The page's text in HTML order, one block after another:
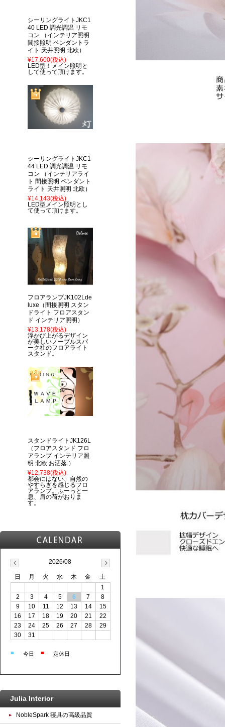
シーリングライトJKC1
40 LED 調光調温 リモ
コン （インテリア照明
間接照明 ペンダントラ
イト 天井照明 北欧）
¥17,600(税込)
LED型！メイン照明と
して使って頂けます。
シーリングライトJKC1
44 LED 調光調温 リモ
コン （インテリアライ
ト 間接照明 ペンダント
ライト 天井照明 北欧）
¥14,143(税込)
LED型メイン照明とし
て使って頂けます。
フロアランプJK102Lde
luxe（間接照明 スタン
ドライト フロアスタン
ド インテリア照明）
¥13,178(税込)
浮かび上がるデザイン
が美しいノーブルスパ
ーク社のフロアライト
スタンド。
スタンドライトJK126L
（フロアスタンド フロ
アランプ インテリア照
明 北欧 お洒落 ）
¥12,738(税込)
都会にはない、自然の
やすらぎを感じるフロ
アランプ。ふーっと一
息、肩の荷がおりま
す。
2026/08
日 月 火 水 木 金
土
1
2
3 4 5 6 7
8
9
10 11 12 13 14
15
16
17 18 19 20 21
22
23
24 25 26 27 28
29
30
31
■ 今日 ■ 定休日
Julia Interior
NobleSpark 寝具の高級品質